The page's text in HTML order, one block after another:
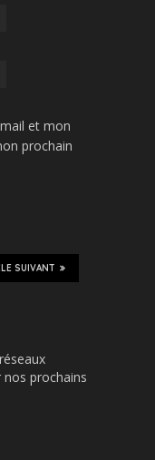
et mon
prochain
SUIVANT
prochains